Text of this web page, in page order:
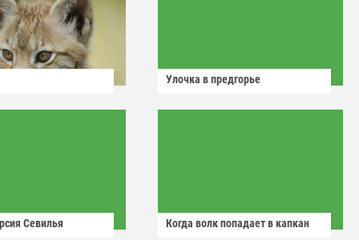
Улочка в предгорье
Севилья Когда волк попадает в капкан